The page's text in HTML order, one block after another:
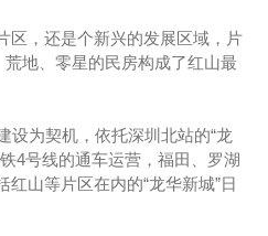
区，还是个新兴的发展区域，片
荒地、零星的民房构成了红山最
设为契机，依托深圳北站的“龙
4号线的通车运营，福田、罗湖
山等片区在内的“龙华新城”日